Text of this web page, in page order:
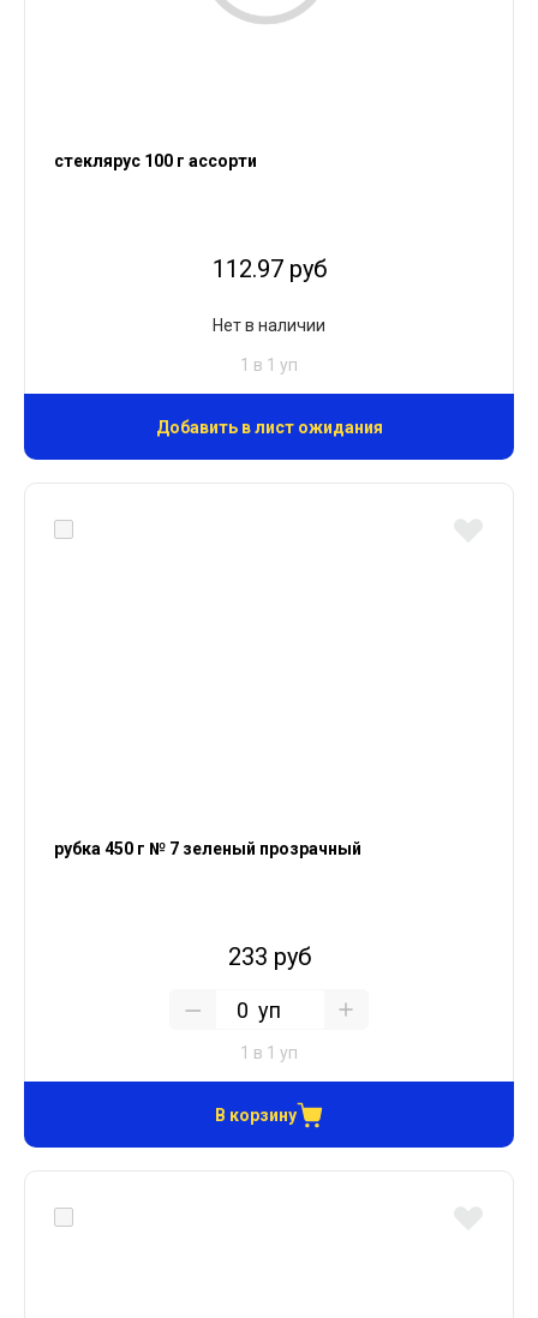
стеклярус 100 г ассорти
112.97 руб
Нет в наличии
1 в 1 уп
Добавить в лист ожидания
рубка 450 г № 7 зеленый прозрачный
233 руб
уп
1 в 1 уп
В корзину